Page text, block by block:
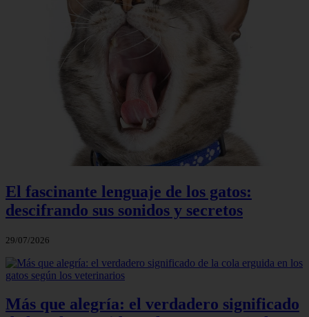
El fascinante lenguaje de los gatos:
descifrando sus sonidos y secretos
29/07/2026
Más que alegría: el verdadero significado